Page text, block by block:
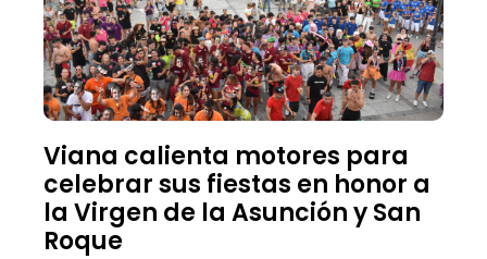
Viana calienta motores para
celebrar sus fiestas en honor a
la Virgen de la Asunción y San
Roque